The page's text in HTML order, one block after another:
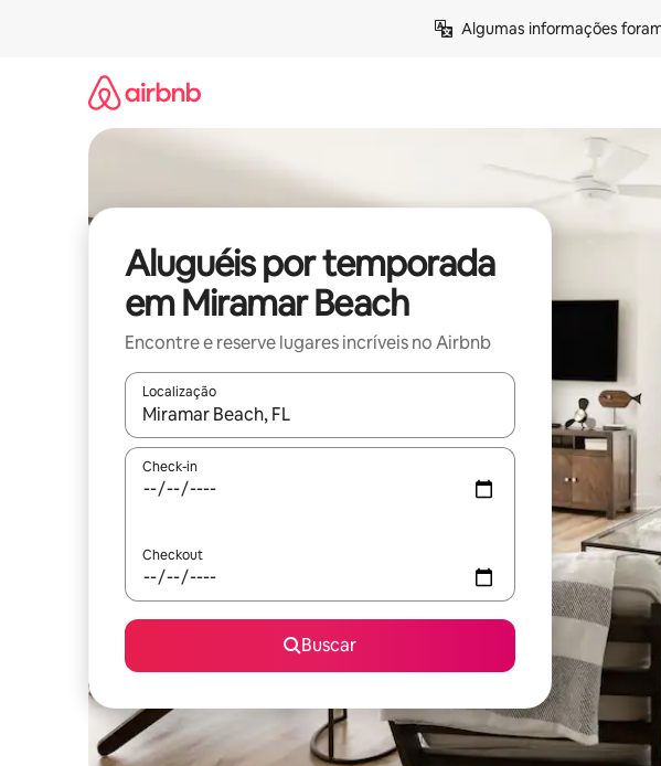
Algumas informações
Aluguéis por temporada
em Miramar Beach
Encontre e reserve lugares incríveis no Airbnb
Localização
Quando os resultados estiverem disponíveis, explore-os usando as
Check-in
Checkout
Buscar